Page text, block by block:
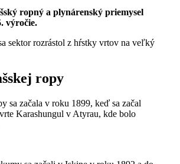
ropný a plynárenský priemysel
výročie.
sektor rozrástol z hŕstky vrtov na veľký
ropy
sa začala v roku 1899, keď sa začal
Karashungul v Atyrau, kde bolo